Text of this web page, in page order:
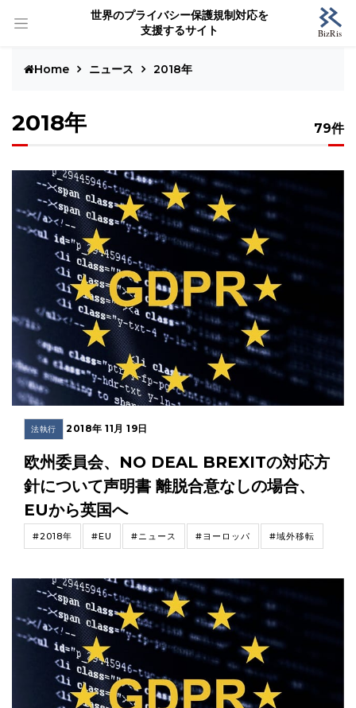
世界のプライバシー保護規制対応を
支援するサイト
Home ニュース 2018年
2018年 79件
法執行 2018年 11月 19日
欧州委員会、NO DEAL BREXITの対応方
針について声明書 離脱合意なしの場合、
EUから英国へ
#2018年 #EU #ニュース #ヨーロッパ #域外移転